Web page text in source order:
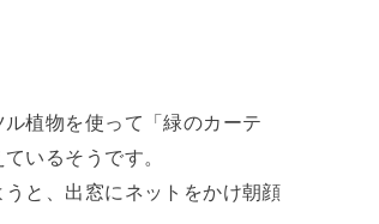
植物を使って「緑のカーテ
いるそうです。
と、出窓にネットをかけ朝顔